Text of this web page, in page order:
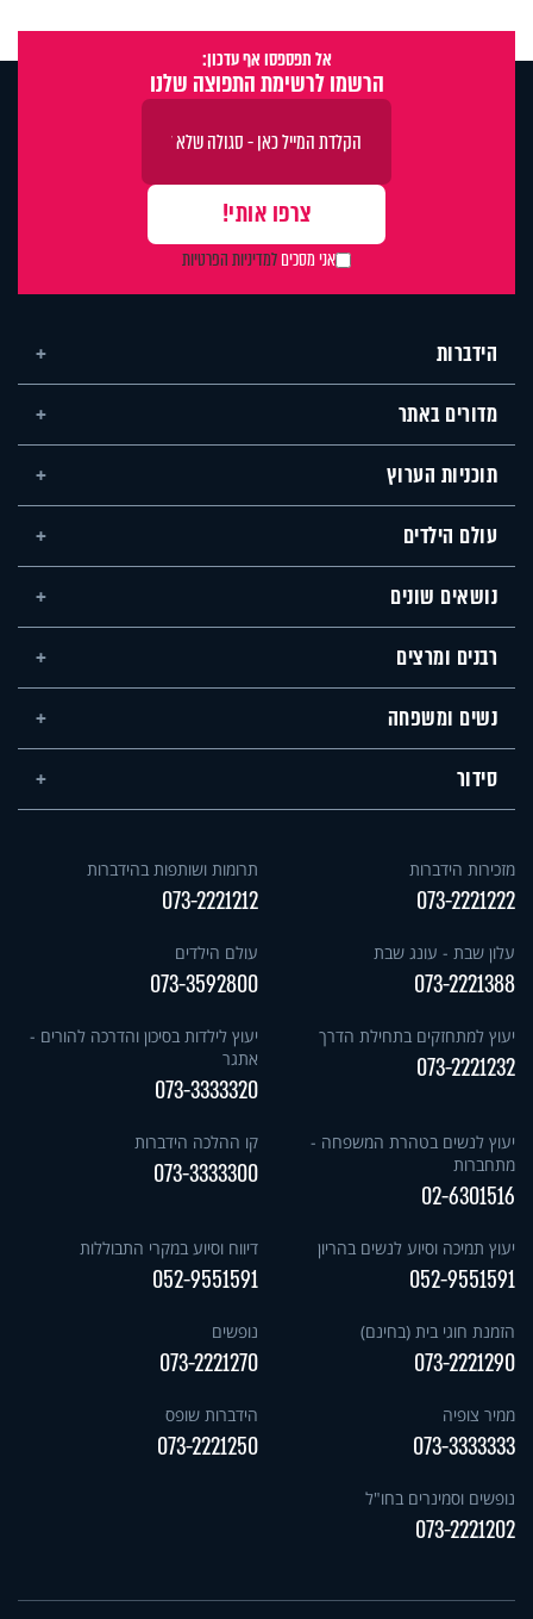
אל תפספסו אף עדכון:
הרשמו לרשימת התפוצה שלנו
אני מסכיםלמדיניות הפרטיות
הידברות
מדורים באתר
תוכניות הערוץ
עולם הילדים
נושאים שונים
רבנים ומרצים
נשים ומשפחה
סידור
מזכירות הידברות
073-2221222
תרומות ושותפות בהידברות
073-2221212
עלון שבת - עונג שבת
073-2221388
עולם הילדים
073-3592800
יעוץ למתחזקים בתחילת הדרך
073-2221232
יעוץ לילדות בסיכון והדרכה להורים -
אתגר
073-3333320
יעוץ לנשים בטהרת המשפחה -
מתחברות
02-6301516
קו ההלכה הידברות
073-3333300
יעוץ תמיכה וסיוע לנשים בהריון
052-9551591
דיווח וסיוע במקרי התבוללות
052-9551591
הזמנת חוגי בית (בחינם)
073-2221290
נופשים
073-2221270
ממיר צופיה
073-3333333
הידברות שופס
073-2221250
נופשים וסמינרים בחו"ל
073-2221202